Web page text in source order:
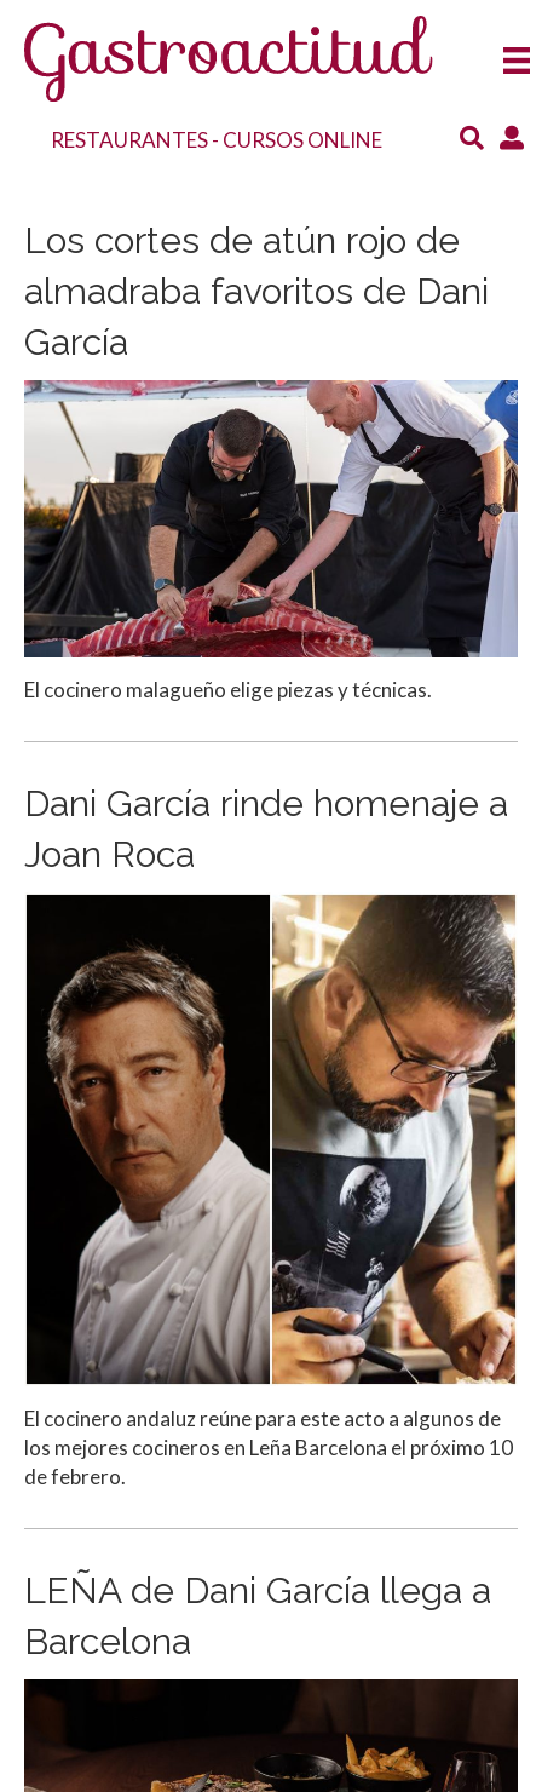
RESTAURANTES- CURSOS ONLINE
Los cortes de atún rojo de
almadraba favoritos de Dani
García
El cocinero malagueño elige piezas y técnicas.
Dani García rinde homenaje a
Joan Roca
El cocinero andaluz reúne para este acto a algunos de
los mejores cocineros en Leña Barcelona el próximo 10
de febrero.
LEÑA de Dani García llega a
Barcelona